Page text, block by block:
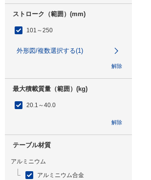
ストローク（範囲）(mm)
101～250
外形図/複数選択する(1)
解除
最大積載質量（範囲）(kg)
20.1～40.0
解除
テーブル材質
アルミニウム
アルミニウム合金